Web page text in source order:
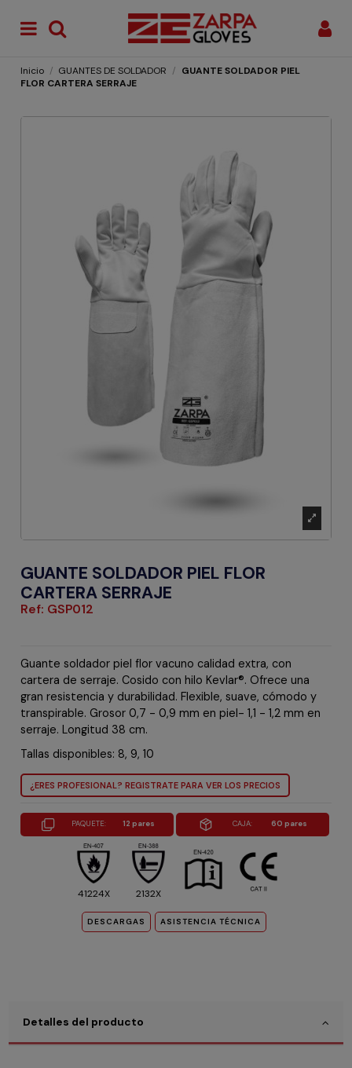
Inicio GUANTES DE SOLDADOR
GUANTE SOLDADOR PIEL
FLOR CARTERA SERRAJE
GUANTE SOLDADOR PIEL FLOR
CARTERA SERRAJE
Ref: GSP012
Guante soldador piel flor vacuno calidad extra, con
cartera de serraje. Cosido con hilo Kevlar®. Ofrece una
gran resistencia y durabilidad. Flexible, suave, cómodo y
transpirable. Grosor 0,7 - 0,9 mm en piel- 1,1 - 1,2 mm en
serraje. Longitud 38 cm.
Tallas disponibles: 8, 9, 10
¿ERES PROFESIONAL? REGISTRATE PARA VER LOS PRECIOS
PAQUETE: 12 pares CAJA: 60 pares
41224X 2132X
DESCARGAS ASISTENCIA TÉCNICA
Detalles del producto